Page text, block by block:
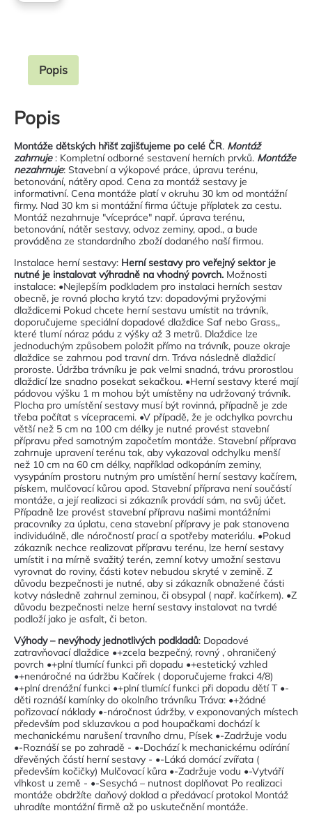
Popis
Popis
Montáže dětských hřišť zajišťujeme po celé ČR. Montáž
zahrnuje: Kompletní odborné sestavení herních prvků. Montáže
nezahrnuje: Stavební a výkopové práce, úpravu terénu,
betonování, nátěry apod. Cena za montáž sestavy je
informativní. Cena montáže platí v okruhu 30 km od montážní
firmy. Nad 30 km si montážní firma účtuje příplatek za cestu.
Montáž nezahrnuje "vícepráce" např. úprava terénu,
betonování, nátěr sestavy, odvoz zeminy, apod., a bude
prováděna ze standardního zboží dodaného naší firmou.
Instalace herní sestavy: Herní sestavy pro veřejný sektor je
nutné je instalovat výhradně na vhodný povrch. Možnosti
instalace: •Nejlepším podkladem pro instalaci herních sestav
obecně, je rovná plocha krytá tzv: dopadovými pryžovými
dlaždicemi Pokud chcete herní sestavu umístit na trávník,
doporučujeme speciální dopadové dlaždice Saf nebo Grass,,
které tlumí náraz pádu z výšky až 3 metrů. Dlaždice lze
jednoduchým způsobem položit přímo na trávník, pouze okraje
dlaždice se zahrnou pod travní drn. Tráva následně dlaždicí
proroste. Údržba trávníku je pak velmi snadná, trávu prorostlou
dlaždicí lze snadno posekat sekačkou. •Herní sestavy které mají
pádovou výšku 1 m mohou být umístěny na udržovaný trávník.
Plocha pro umístění sestavy musí být rovinná, případně je zde
třeba počítat s vícepracemi. •V případě, že je odchylka povrchu
větší než 5 cm na 100 cm délky je nutné provést stavební
přípravu před samotným započetím montáže. Stavební příprava
zahrnuje upravení terénu tak, aby vykazoval odchylku menší
než 10 cm na 60 cm délky, například odkopáním zeminy,
vysypáním prostoru nutným pro umístění herní sestavy kačírem,
pískem, mulčovací kůrou apod. Stavební příprava není součástí
montáže, a její realizaci si zákazník provádí sám, na svůj účet.
Případně lze provést stavební přípravu našimi montážními
pracovníky za úplatu, cena stavební přípravy je pak stanovena
individuálně, dle náročností prací a spotřeby materiálu. •Pokud
zákazník nechce realizovat přípravu terénu, lze herní sestavy
umístit i na mírně svažitý terén, zemní kotvy umožní sestavu
vyrovnat do roviny, části kotev nebudou skryté v zemině. Z
důvodu bezpečnosti je nutné, aby si zákazník obnažené části
kotvy následně zahrnul zeminou, či obsypal ( např. kačírkem). •Z
důvodu bezpečnosti nelze herní sestavy instalovat na tvrdé
podloží jako je asfalt, či beton.
Výhody – nevýhody jednotlivých podkladů: Dopadové
zatravňovací dlaždice •+zcela bezpečný, rovný , ohraničený
povrch •+plní tlumící funkci při dopadu •+estetický vzhled
•+nenáročné na údržbu Kačírek ( doporučujeme frakci 4/8)
•+plní drenážní funkci •+plní tlumící funkci při dopadu dětí T •-
děti roznáší kamínky do okolního trávníku Tráva: •+žádné
pořizovací náklady •-náročnost údržby, v exponovaných místech
především pod skluzavkou a pod houpačkami dochází k
mechanickému narušení travního drnu, Písek •-Zadržuje vodu
•-Roznáší se po zahradě - •-Dochází k mechanickému odírání
dřevěných částí herní sestavy - •-Láká domácí zvířata (
především kočičky) Mulčovací kůra •-Zadržuje vodu •-Vytváří
vlhkost u země - •-Sesychá – nutnost doplňovat Po realizaci
montáže obdržíte daňový doklad a předávací protokol Montáž
uhradíte montážní firmě až po uskutečnění montáže.